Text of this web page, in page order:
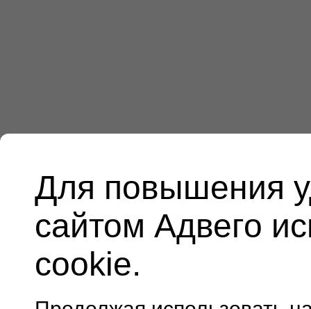
Для повышения
сайтом Адвего
cookie.